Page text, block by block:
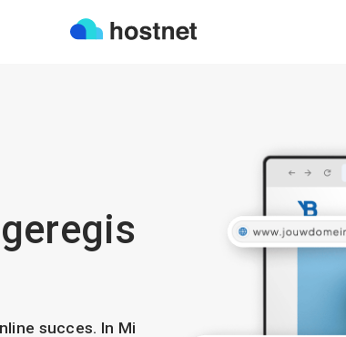
succes. In Mi